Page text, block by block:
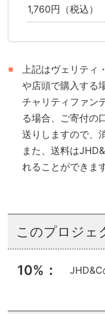
1,760円（税込）
上記はヴェリティ
や店頭で購入する
チャリティファン
る場合、ご寄付の
送りしますので、
また、送料は
れることができます
このプロジェ
10% JHD&C